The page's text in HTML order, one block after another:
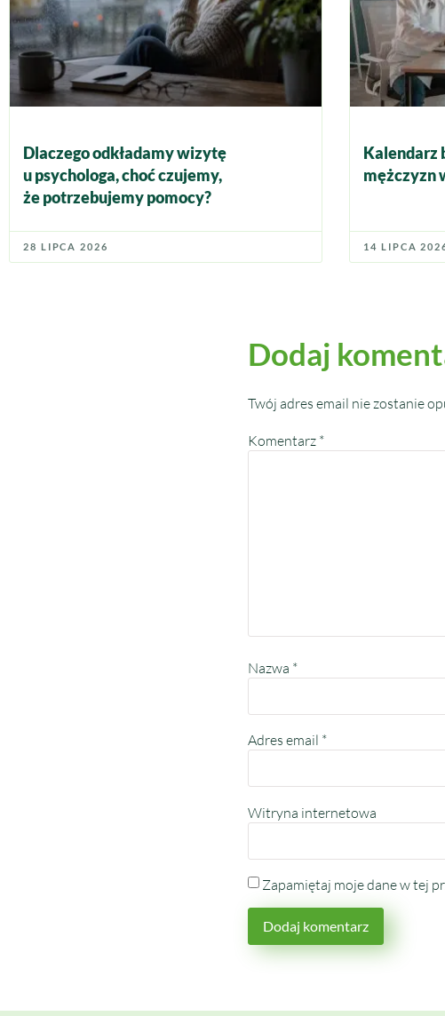
Dlaczego odkładamy wizytę
u psychologa, choć czujemy,
że potrzebujemy pomocy?
28 LIPCA 2026
Kalendarz
mężczyzn
14 LIPCA
Dodaj
Twój adres email nie zostanie
Komentarz *
Nazwa *
Adres email *
Witryna internetowa
Zapamiętaj moje dane w tej